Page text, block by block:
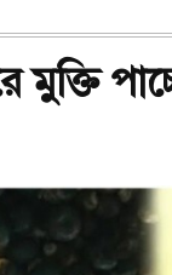
মুক্তি